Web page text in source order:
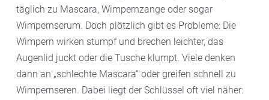
täglich zu Mascara, Wimpernzange oder sogar
Wimpernserum. Doch plötzlich gibt es Probleme: Die
Wimpern wirken stumpf und brechen leichter, das
Augenlid juckt oder die Tusche klumpt. Viele denken
dann an „schlechte Mascara“ oder greifen schnell zu
Wimpernseren. Dabei liegt der Schlüssel oft viel näher: